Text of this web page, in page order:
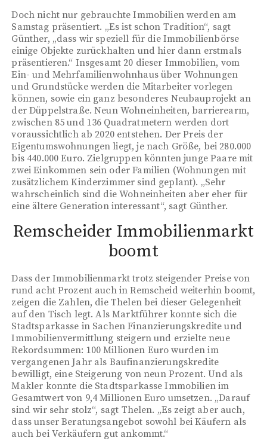
Doch nicht nur gebrauchte Immobilien werden am
Samstag präsentiert. „Es ist schon Tradition“, sagt
Günther, „dass wir speziell für die Immobilienbörse
einige Objekte zurückhalten und hier dann erstmals
präsentieren.“ Insgesamt 20 dieser Immobilien, vom
Ein- und Mehrfamilienwohnhaus über Wohnungen
und Grundstücke werden die Mitarbeiter vorlegen
können, sowie ein ganz besonderes Neubauprojekt an
der Düppelstraße. Neun Wohneinheiten, barrierearm,
zwischen 85 und 136 Quadratmetern werden dort
voraussichtlich ab 2020 entstehen. Der Preis der
Eigentumswohnungen liegt, je nach Größe, bei 280.000
bis 440.000 Euro. Zielgruppen könnten junge Paare mit
zwei Einkommen sein oder Familien (Wohnungen mit
zusätzlichem Kinderzimmer sind geplant). „Sehr
wahrscheinlich sind die Wohneinheiten aber eher für
eine ältere Generation interessant“, sagt Günther.
Remscheider Immobilienmarkt
boomt
Dass der Immobilienmarkt trotz steigender Preise von
rund acht Prozent auch in Remscheid weiterhin boomt,
zeigen die Zahlen, die Thelen bei dieser Gelegenheit
auf den Tisch legt. Als Marktführer konnte sich die
Stadtsparkasse in Sachen Finanzierungskredite und
Immobilienvermittlung steigern und erzielte neue
Rekordsummen: 100 Millionen Euro wurden im
vergangenen Jahr als Baufinanzierungskredite
bewilligt, eine Steigerung von neun Prozent. Und als
Makler konnte die Stadtsparkasse Immobilien im
Gesamtwert von 9,4 Millionen Euro umsetzen. „Darauf
sind wir sehr stolz“, sagt Thelen. „Es zeigt aber auch,
dass unser Beratungsangebot sowohl bei Käufern als
auch bei Verkäufern gut ankommt.“